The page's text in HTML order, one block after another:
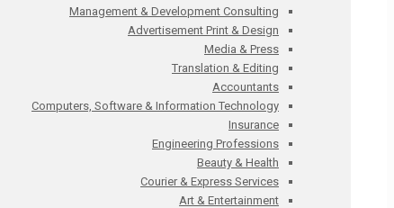
Management & Development Consulting
Advertisement Print & Design
Media & Press
Translation & Editing
Accountants
Computers, Software & Information Technology
Insurance
Engineering Professions
Beauty & Health
Courier & Express Services
Art & Entertainment